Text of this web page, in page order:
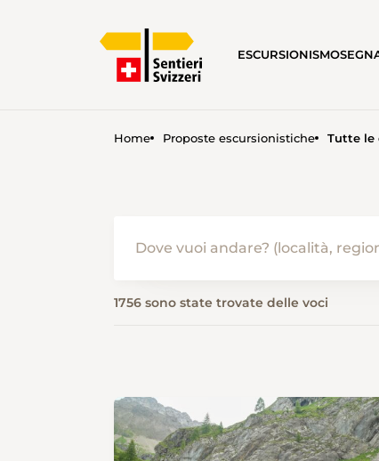
ESCURSIONISMO
Home Proposte escursionistiche Tutte le
1756 sono state trovate delle voci